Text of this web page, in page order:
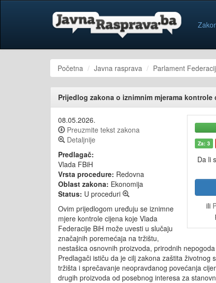
Početna Javna rasprava Parlament
Prijedlog zakona o iznimnim mjerama kontrole
Za: 3
Da li
ili
08.05.2026.
Preuzmite tekst zakona
Detaljnije
Predlagač:
Vlada FBiH
Vrsta procedure: Redovna
Oblast zakona: Ekonomija
Status: U proceduri
Ovim prijedlogom uređuju se iznimne
mjere kontrole cijena koje Vlada
Federacije BiH može uvesti u slučaju
značajnih poremećaja na tržištu,
nestašica osnovnih proizvoda, prirodnih
Predlagači ističu da je cilj zakona zaštita životnog
tržišta i sprečavanje neopravdanog povećanja
drugih proizvoda od posebnog interesa za